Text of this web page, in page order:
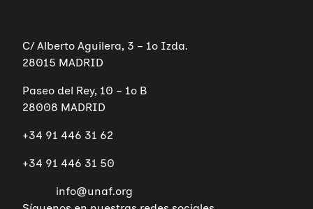
C/ Alberto Aguilera, 3 – 1º Izda.
28015 MADRID
Paseo del Rey, 10 – 1º B
28008 MADRID
+34 91 446 31 62
+34 91 446 31 50
info@unaf.org